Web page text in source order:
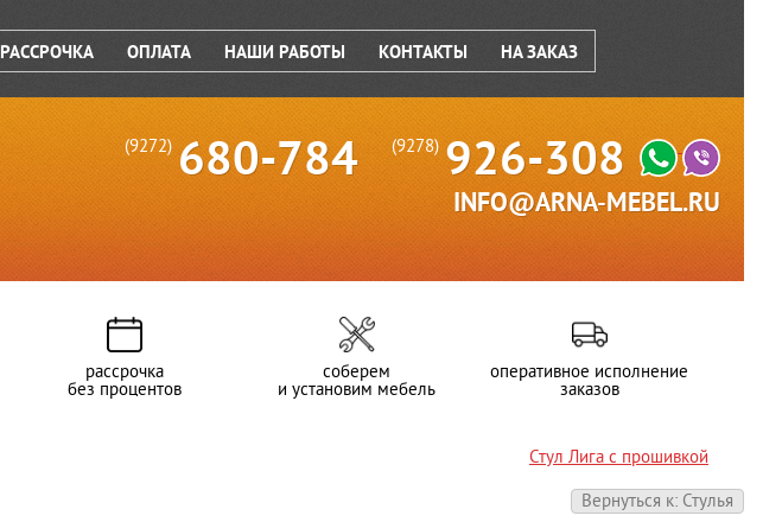
РАССРОЧКА ОПЛАТА НАШИ РАБОТЫ КОНТАКТЫ НА ЗАКАЗ
(9272) 680-784 (9278) 926-308
INFO@ARNA-MEBEL.RU
рассрочка
без процентов
соберем
и установим мебель
оперативное исполнение
заказов
Стул Лига с прошивкой
Вернуться к: Стулья